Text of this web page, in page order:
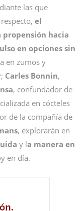
las que
el
hacia
en opciones sin
en zumos y
; Carles Bonnin,
, confundador de
en cócteles
de la compañía de
, explorarán en
y la manera en
en día.